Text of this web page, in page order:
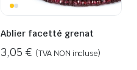
Ablier facetté grenat
3,05 € (TVA NON incluse)